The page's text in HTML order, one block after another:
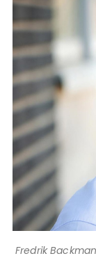
Fredrik